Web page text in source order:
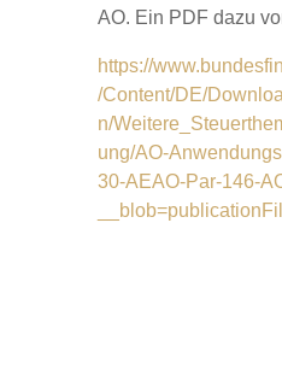
AO. Ein PDF dazu
https://
/Content/DE/
n/
ung/AO-
30-AEAO-Par-146-